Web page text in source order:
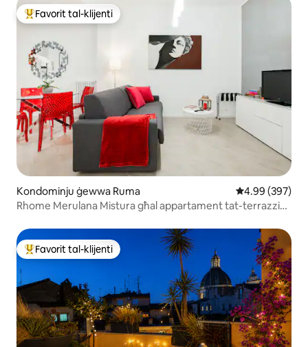
Wieħed mill-aqwa favoriti tal-klijenti
Favorit tal-klijenti
Kondominju ġewwa Ruma Rating medju
4.99 (397)
Rhome Merulana Mistura għal appartament tat-terrazzin
Wieħed mill-aqwa favoriti tal-klijenti
Favorit tal-klijenti